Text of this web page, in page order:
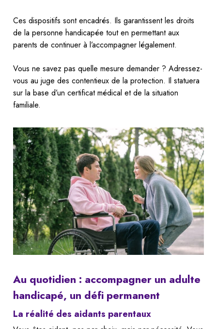
Ces dispositifs sont encadrés. Ils garantissent les droits
de la personne handicapée tout en permettant aux
parents de continuer à l’accompagner légalement.
Vous ne savez pas quelle mesure demander ? Adressez-
vous au juge des contentieux de la protection. Il statuera
sur la base d’un certificat médical et de la situation
familiale.
Au quotidien : accompagner un adulte
handicapé, un défi permanent
La réalité des aidants parentaux